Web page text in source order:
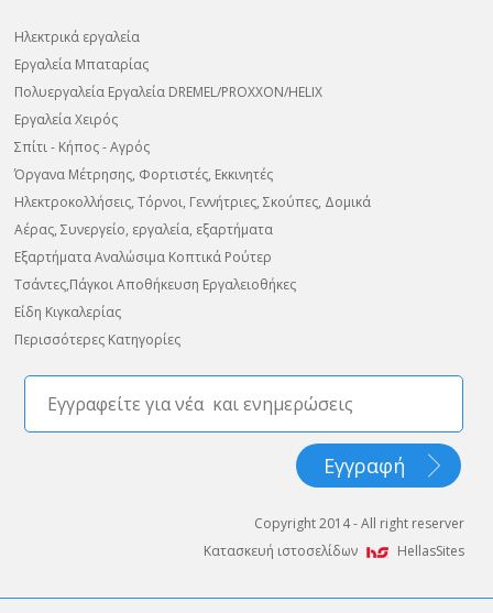
Ηλεκτρικά εργαλεία
Εργαλεία Μπαταρίας
Πολυεργαλεία Εργαλεία DREMEL/PROXXON/HELIX
Εργαλεία Χειρός
Σπίτι - Κήπος - Αγρός
Όργανα Μέτρησης, Φορτιστές, Εκκινητές
Ηλεκτροκολλήσεις, Τόρνοι, Γεννήτριες, Σκούπες, Δομικά
Αέρας, Συνεργείο, εργαλεία, εξαρτήματα
Εξαρτήματα Αναλώσιμα Κοπτικά Ρούτερ
Τσάντες,Πάγκοι Αποθήκευση Εργαλειοθήκες
Είδη Κιγκαλερίας
Περισσότερες Κατηγορίες
Copyright 2014 - All right reserver
Κατασκευή ιστοσελίδων
HellasSites